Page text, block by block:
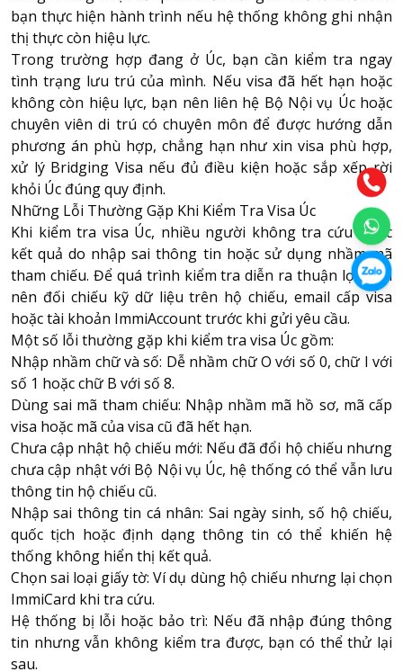
bạn thực hiện hành trình nếu hệ thống không ghi nhận
thị thực còn hiệu lực.
Trong trường hợp đang ở Úc, bạn cần kiểm tra ngay
tình trạng lưu trú của mình. Nếu visa đã hết hạn hoặc
không còn hiệu lực, bạn nên liên hệ Bộ Nội vụ Úc hoặc
chuyên viên di trú có chuyên môn để được hướng dẫn
phương án phù hợp, chẳng hạn như xin visa phù hợp,
xử lý Bridging Visa nếu đủ điều kiện hoặc sắp xếp rời
khỏi Úc đúng quy định.
Những Lỗi Thường Gặp Khi Kiểm Tra Visa Úc
Khi kiểm tra visa Úc, nhiều người không tra cứu được
kết quả do nhập sai thông tin hoặc sử dụng nhầm mã
tham chiếu. Để quá trình kiểm tra diễn ra thuận lợi, bạn
nên đối chiếu kỹ dữ liệu trên hộ chiếu, email cấp visa
hoặc tài khoản ImmiAccount trước khi gửi yêu cầu.
Một số lỗi thường gặp khi kiểm tra visa Úc gồm:
Nhập nhầm chữ và số: Dễ nhầm chữ O với số 0, chữ I với
số 1 hoặc chữ B với số 8.
Dùng sai mã tham chiếu: Nhập nhầm mã hồ sơ, mã cấp
visa hoặc mã của visa cũ đã hết hạn.
Chưa cập nhật hộ chiếu mới: Nếu đã đổi hộ chiếu nhưng
chưa cập nhật với Bộ Nội vụ Úc, hệ thống có thể vẫn lưu
thông tin hộ chiếu cũ.
Nhập sai thông tin cá nhân: Sai ngày sinh, số hộ chiếu,
quốc tịch hoặc định dạng thông tin có thể khiến hệ
thống không hiển thị kết quả.
Chọn sai loại giấy tờ: Ví dụ dùng hộ chiếu nhưng lại chọn
ImmiCard khi tra cứu.
Hệ thống bị lỗi hoặc bảo trì: Nếu đã nhập đúng thông
tin nhưng vẫn không kiểm tra được, bạn có thể thử lại
sau.